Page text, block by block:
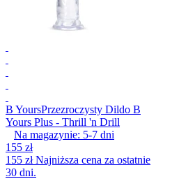
B YoursPrzezroczysty Dildo B
Yours Plus - Thrill 'n Drill
Na magazynie: 5-7 dni
155 zł
155 złNajniższa cena za ostatnie
30 dni.